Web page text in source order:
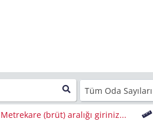
Tüm Oda Sayıları
Metrekare (brüt) aralığı giriniz...